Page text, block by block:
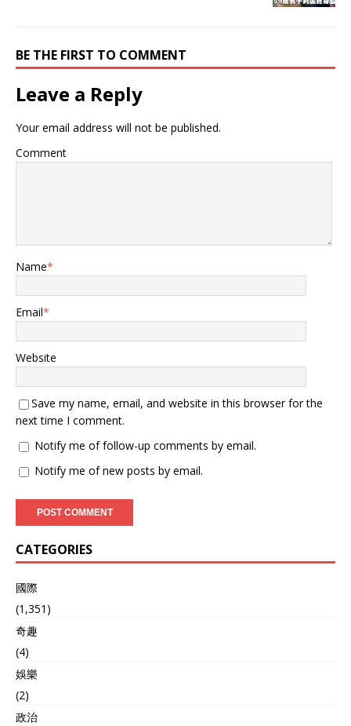
BE THE FIRST TO COMMENT
Leave a Reply
Your email address will not be published.
Comment
Name*
Email*
Website
Save my name, email, and website in this browser for the
next time I comment.
Notify me of follow-up comments by email.
Notify me of new posts by email.
CATEGORIES
國際
(1,351)
奇趣
(4)
娛樂
(2)
政治